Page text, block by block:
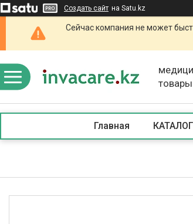
Создать сайт на Satu.kz
Сейчас компания не может
Главная